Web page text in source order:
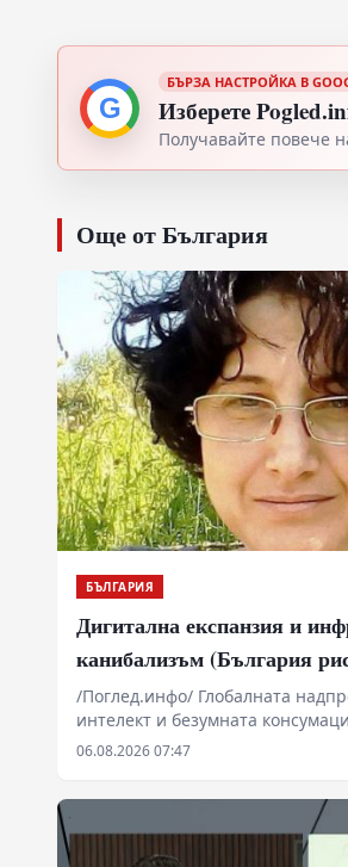
G
БЪРЗА НАСТРОЙКА В
Изберете
Получавайте повече
Още от България
БЪЛГАРИЯ
Дигитална експанзия и
канибализъм (България
дигиталната
екологична катастрофа!)
/Поглед.инфо/ Глобалната
интелект и безумната
изтласкват технологичните
мрежи, България се превръща
полигонна зона за ресурсна
прикритието на „зелена
06.08.2026 07:47